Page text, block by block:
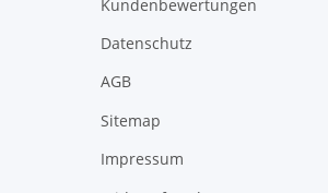
Kundenbewertungen
Datenschutz
AGB
Sitemap
Impressum